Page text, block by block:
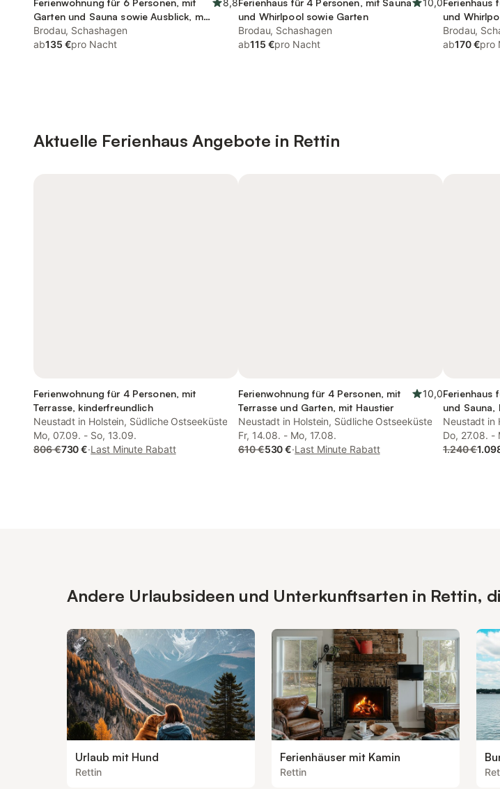
Ferienwohnung für 6 Personen, mit
Garten und Sauna sowie Ausblick, mit
Haustier
8,8
Brodau, Schashagen
ab135 €pro Nacht
Ferienhaus für 4 Personen, mit Sauna
und Whirlpool sowie Garten
10,0
Brodau, Schashagen
ab115 €pro Nacht
Ferienhaus
und
Brodau,
ab170 €pro
Aktuelle Ferienhaus Angebote in Rettin
Ferienwohnung für 4 Personen, mit
Terrasse, kinderfreundlich
Neustadt in Holstein, Südliche Ostseeküste
Mo, 07.09. - So, 13.09.
806 €730 €·Last Minute Rabatt
Ferienwohnung für 4 Personen, mit
Terrasse und Garten, mit Haustier
10,0
Neustadt in Holstein, Südliche Ostseeküste
Fr, 14.08. - Mo, 17.08.
610 €530 €·Last Minute Rabatt
Ferienhaus
und Sauna,
Neustadt in
Do, 27.08. -
1.240 €
Andere Urlaubsideen und Unterkunftsarten in Rettin,
Urlaub mit Hund
Rettin
Ferienhäuser mit Kamin
Rettin